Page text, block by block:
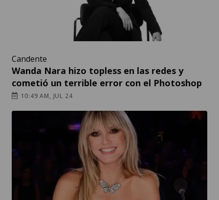
Candente
Wanda Nara hizo topless en las redes y
cometió un terrible error con el Photoshop
10:49 AM, JUL 24